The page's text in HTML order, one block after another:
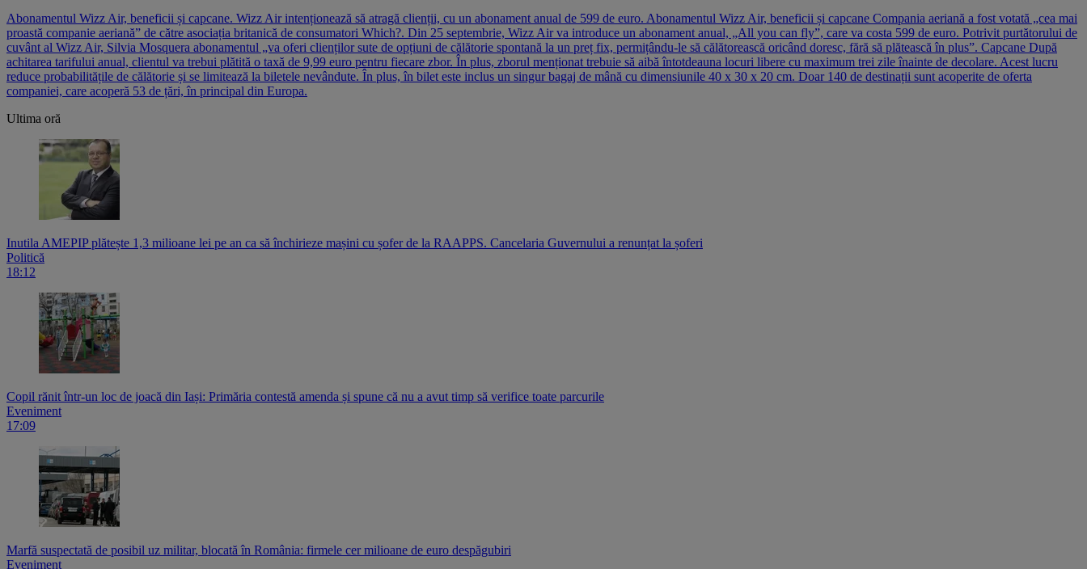
Abonamentul Wizz Air, beneficii și capcane. Wizz Air intenționează să atragă clienții, cu un abonament anual de 599 de euro. Abonamentul Wizz Air, beneficii și capcane Compania aeriană a fost votată „cea mai
proastă companie aeriană” de către asociația britanică de consumatori Which?. Din 25 septembrie, Wizz Air va introduce un abonament anual, „All you can fly”, care va costa 599 de euro. Potrivit purtătorului de
cuvânt al Wizz Air, Silvia Mosquera abonamentul „va oferi clienților sute de opțiuni de călătorie spontană la un preț fix, permițându-le să călătorească oricând doresc, fără să plătească în plus”. Capcane După
achitarea tarifului anual, clientul va trebui plătită o taxă de 9,99 euro pentru fiecare zbor. În plus, zborul menționat trebuie să aibă întotdeauna locuri libere cu maximum trei zile înainte de decolare. Acest lucru
reduce probabilitățile de călătorie și se limitează la biletele nevândute. În plus, în bilet este inclus un singur bagaj de mână cu dimensiunile 40 x 30 x 20 cm. Doar 140 de destinații sunt acoperite de oferta
companiei, care acoperă 53 de țări, în principal din Europa.
Ultima oră
Inutila AMEPIP plătește 1,3 milioane lei pe an ca să închirieze mașini cu șofer de la RAAPPS. Cancelaria Guvernului a renunțat la șoferi
Politică
18:12
Copil rănit într-un loc de joacă din Iași: Primăria contestă amenda și spune că nu a avut timp să verifice toate parcurile
Eveniment
17:09
Marfă suspectată de posibil uz militar, blocată în România: firmele cer milioane de euro despăgubiri
Eveniment